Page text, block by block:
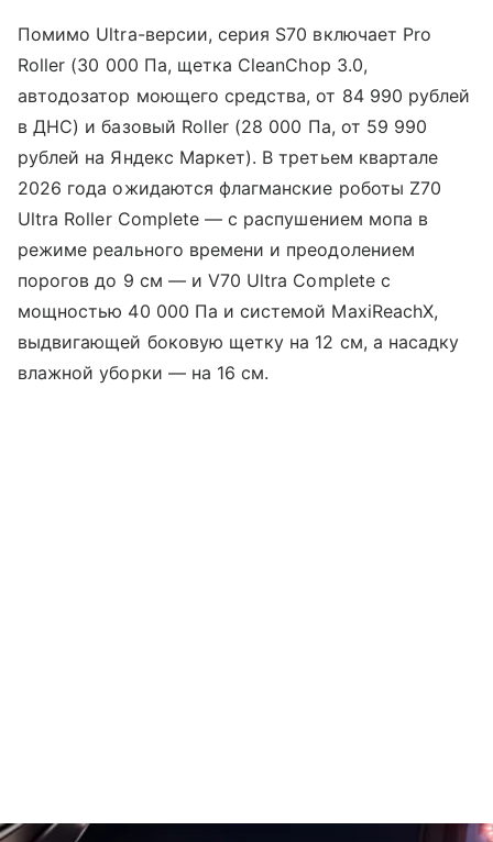
Помимо Ultra-версии, серия S70 включает Pro
Roller (30 000 Па, щетка CleanChop 3.0,
автодозатор моющего средства, от 84 990 рублей
в ДНС) и базовый Roller (28 000 Па, от 59 990
рублей на Яндекс Маркет). В третьем квартале
2026 года ожидаются флагманские роботы Z70
Ultra Roller Complete — с распушением мопа в
режиме реального времени и преодолением
порогов до 9 см — и V70 Ultra Complete с
мощностью 40 000 Па и системой MaxiReachX,
выдвигающей боковую щетку на 12 см, а насадку
влажной уборки — на 16 см.